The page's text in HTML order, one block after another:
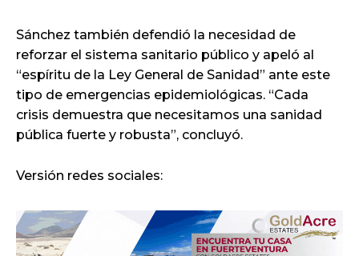
Sánchez también defendió la necesidad de
reforzar el sistema sanitario público y apeló al
“espíritu de la Ley General de Sanidad” ante este
tipo de emergencias epidemiológicas. “Cada
crisis demuestra que necesitamos una sanidad
pública fuerte y robusta”, concluyó.
Versión redes sociales: